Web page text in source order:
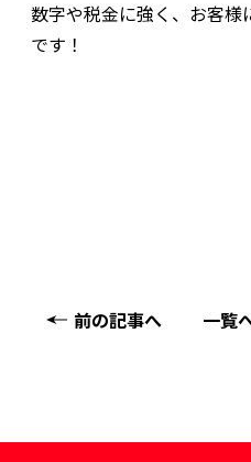
数字や税金に強く、お客
です！
前の記事へ 一覧